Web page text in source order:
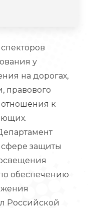
у
на дорогах,
правового
к
защиты
обеспечению
Российской